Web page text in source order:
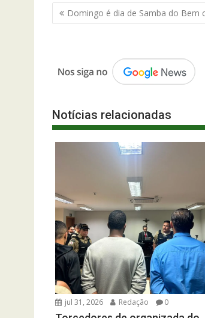
Navegação
de
Domingo é dia de Samba do Bem
Notícias relacionadas
jul 31, 2026 Redação 0